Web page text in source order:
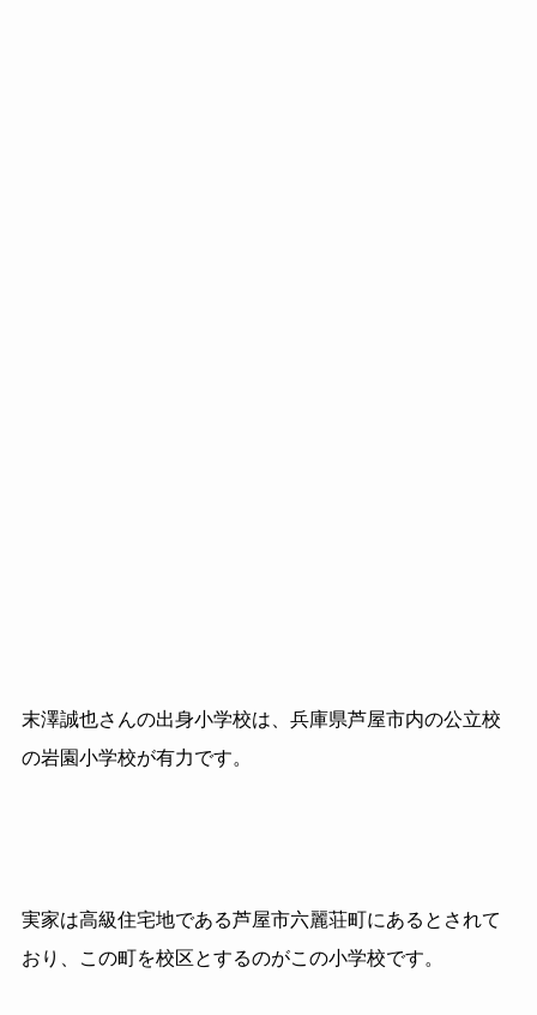
末澤誠也さんの出身小学校は、兵庫県芦屋市内の公立校
の岩園小学校が有力です。
実家は高級住宅地である芦屋市六麗荘町にあるとされて
おり、この町を校区とするのがこの小学校です。